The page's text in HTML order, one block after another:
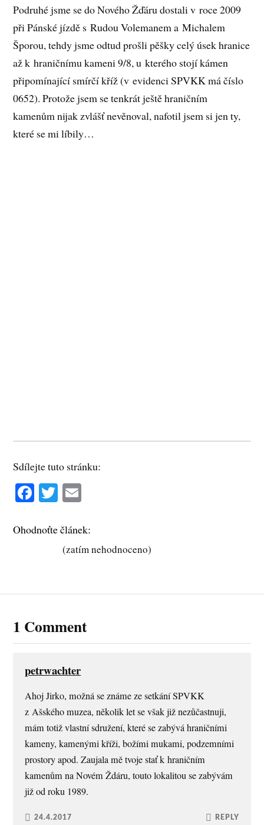
Podruhé jsme se do Nového Žďáru dostali v roce 2009
při Pánské jízdě s Rudou Volemanem a Michalem
Šporou, tehdy jsme odtud prošli pěšky celý úsek hranice
až k hraničnímu kameni 9/8, u kterého stojí kámen
připomínající smírčí kříž (v evidenci SPVKK má číslo
0652). Protože jsem se tenkrát ještě hraničním
kamenům nijak zvlášť nevěnoval, nafotil jsem si jen ty,
které se mi líbily…
Sdílejte tuto stránku:
Fa
bo
T
tte
r
ail
Ohodnoťte článek:
(zatím nehodnoceno)
1 Comment
petrwachter
Ahoj Jirko, možná se známe ze setkání SPVKK
z Ašského muzea, několik let se však již nezůčastnuji,
mám totiž vlastní sdružení, které se zabývá hraničními
kameny, kamenými kříži, božími mukami, podzemními
prostory apod. Zaujala mě tvoje stať k hraničním
kamenům na Novém Ždáru, touto lokalitou se zabývám
již od roku 1989.
24.4.2017 REPLY